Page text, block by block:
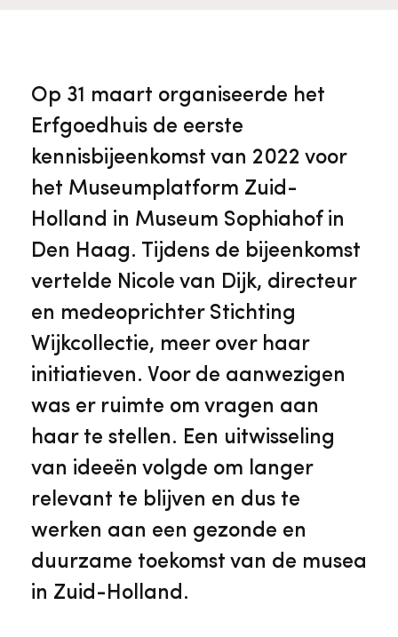
Museumplatform Zuid-Holland
Collectiebeheer
Geschiedenis van Zuid-Holland
Bekijk alle diensten
Ons team
Over de Monumentenwacht
Voorpagina Monumentenwacht
Vacatures
Tarieven
Algemene voorwaarden
Bekijk meer over ons
Op 31 maart organiseerde het
Erfgoedhuis de eerste
kennisbijeenkomst van 2022 voor
het Museumplatform Zuid-
Holland in Museum Sophiahof in
Den Haag. Tijdens de bijeenkomst
vertelde Nicole van Dijk, directeur
en medeoprichter Stichting
Wijkcollectie, meer over haar
initiatieven. Voor de aanwezigen
was er ruimte om vragen aan
haar te stellen. Een uitwisseling
van ideeën volgde om langer
relevant te blijven en dus te
werken aan een gezonde en
duurzame toekomst van de musea
in Zuid-Holland.